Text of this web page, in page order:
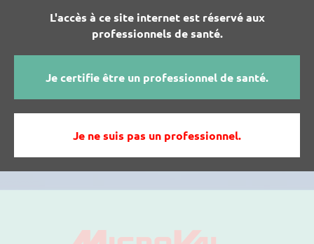
L'accès à ce site internet est réservé aux
professionnels de santé.
Je certifie être un professionnel de santé.
Je ne suis pas un professionnel.
N'hésitez pas à nous contacter et parlons en !
JE SOUHAITE PLUS D'INFOS SUR LES
PRODUITS MICROVAL